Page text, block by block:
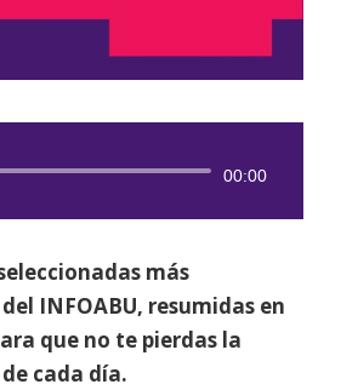
Reproductor
00:00
más
INFOABU, resumidas en
que no te pierdas la
cada día.